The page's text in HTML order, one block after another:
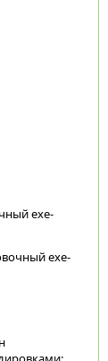
exe-
exe-